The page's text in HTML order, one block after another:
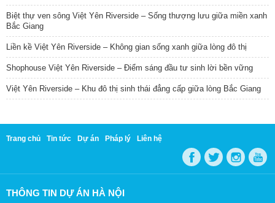
Biệt thự ven sông Việt Yên Riverside – Sống thượng lưu giữa miền xanh
Bắc Giang
Liền kề Việt Yên Riverside – Không gian sống xanh giữa lòng đô thị
Shophouse Việt Yên Riverside – Điểm sáng đầu tư sinh lời bền vững
Việt Yên Riverside – Khu đô thị sinh thái đẳng cấp giữa lòng Bắc Giang
Trang chủ Tin tức Dự án Pháp lý Liên hệ
THÔNG TIN DỰ ÁN HÀ NỘI